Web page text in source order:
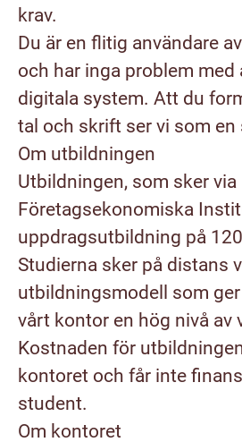
krav.
Du är en flitig användare
och har inga problem med
digitala system. Att du
tal och skrift ser vi som en
Om utbildningen
Utbildningen, som sker via
Företagsekonomiska
uppdragsutbildning på
Studierna sker på distans
utbildningsmodell som
vårt kontor en hög nivå av
Kostnaden för
kontoret och får inte
student.
Om kontoret